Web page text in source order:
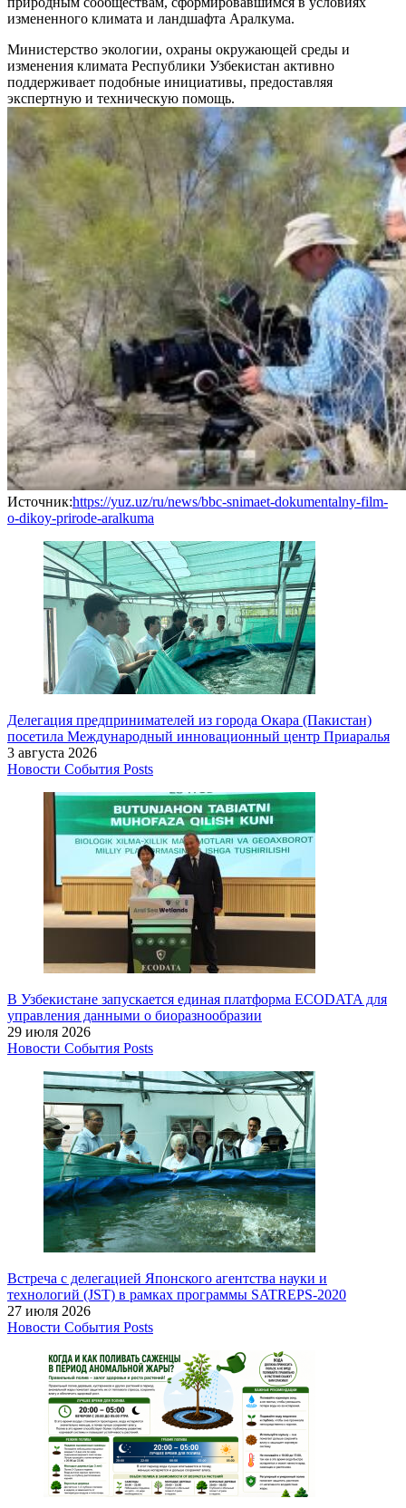
измененного климата и ландшафта Аралкума.
Министерство экологии, охраны окружающей среды и
изменения климата Республики Узбекистан активно
поддерживает подобные инициативы, предоставляя
экспертную и техническую помощь.
Источник:https://yuz.uz/ru/news/bbc-snimaet-dokumentalny-film-
o-dikoy-prirode-aralkuma
Делегация предпринимателей из города Окара (Пакистан)
посетила Международный инновационный центр Приаралья
3 августа 2026
Новости События Posts
В Узбекистане запускается единая платформа ECODATA для
управления данными о биоразнообразии
29 июля 2026
Новости События Posts
Встреча с делегацией Японского агентства науки и
технологий (JST) в рамках программы SATREPS-2020
27 июля 2026
Новости События Posts